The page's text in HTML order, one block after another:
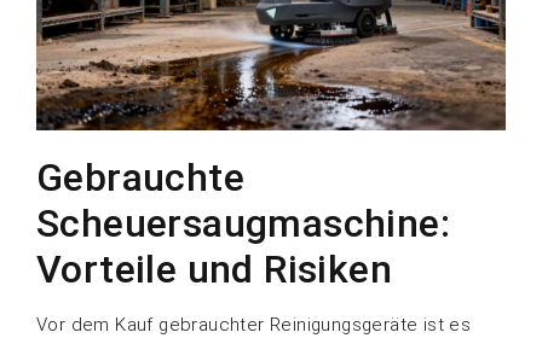
Gebrauchte
Scheuersaugmaschine:
Vorteile und Risiken
Vor dem Kauf gebrauchter Reinigungsgeräte ist es